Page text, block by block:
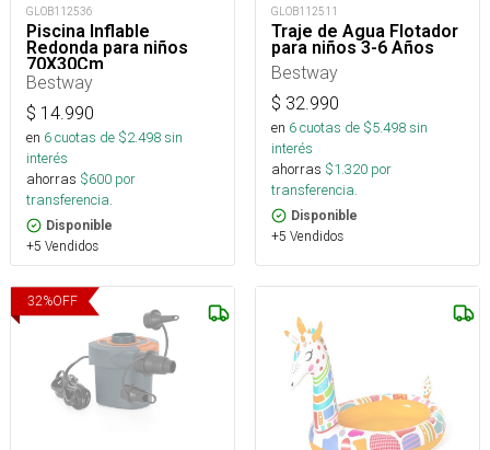
GLOB112536
Piscina Inflable
Redonda para niños
70X30Cm
Bestway
$ 14.990
en 6cuotas de $2.498sin
interés
ahorras $600 por
transferencia.
Disponible
+5 Vendidos
GLOB112511
Traje de Agua Flotador
para niños 3-6 Años
Bestway
$ 32.990
en 6cuotas de $5.498sin
interés
ahorras $1.320 por
transferencia.
Disponible
+5 Vendidos
32%OFF